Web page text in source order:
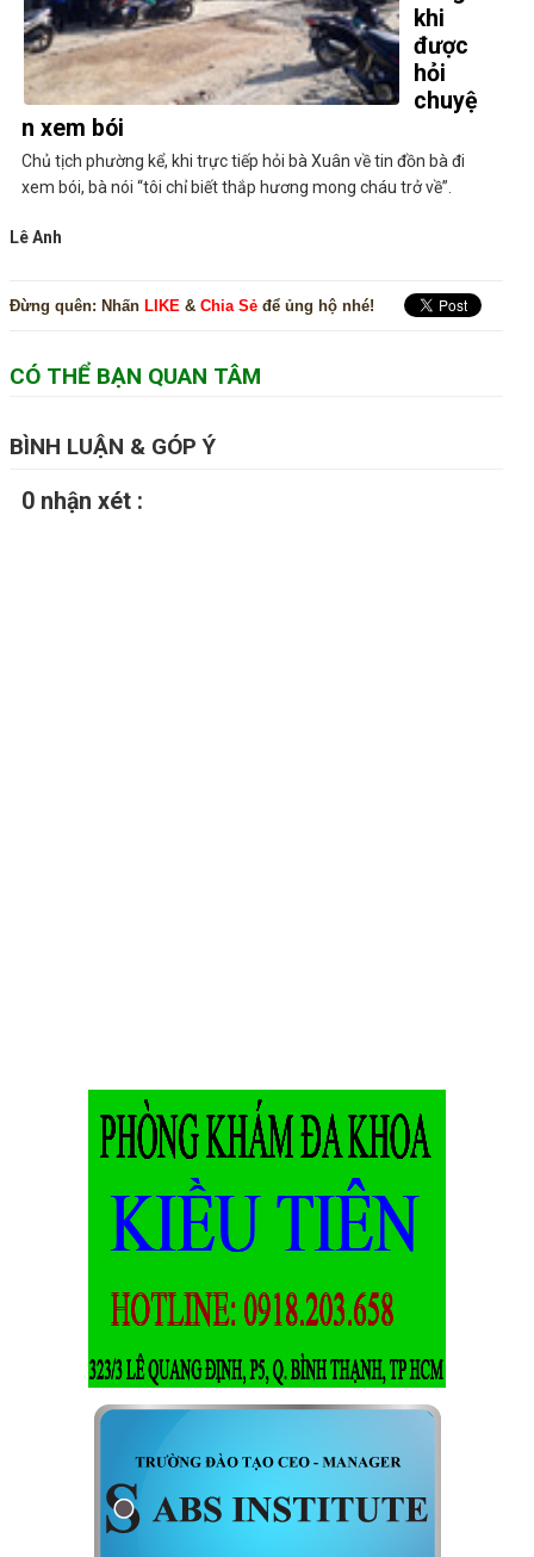
khi
được
hỏi
chuyệ
n xem bói
Chủ tịch phường kể, khi trực tiếp hỏi bà Xuân về tin đồn bà đi
xem bói, bà nói “tôi chỉ biết thắp hương mong cháu trở về”.
Lê Anh
Đừng quên: Nhấn LIKE & Chia Sẻ để ủng hộ nhé!
CÓ THỂ BẠN QUAN TÂM
BÌNH LUẬN & GÓP Ý
0 nhận xét :